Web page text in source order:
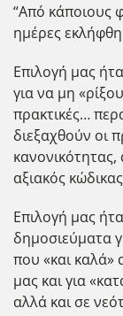
“Από κάποιους
ημέρες
Επιλογή μας
για να μη
πρακτικές…
διεξαχθούν οι
αξιακός
Επιλογή μας
δημοσιεύματα
που «και καλά»
μας και για
αλλά και σε